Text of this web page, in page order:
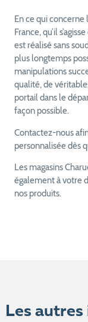
En ce qui
France, qu’il
est réalisé sans
plus longtemps
manipulations
qualité, de
portail dans le
façon possible.
Contactez-nous
personnalisée dès
Les magasins
également à votre
nos produits.
Les